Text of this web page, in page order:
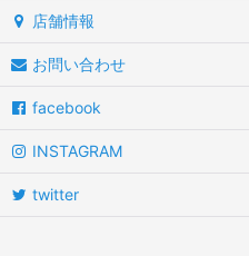
店舗情報
お問い合わせ
facebook
INSTAGRAM
twitter